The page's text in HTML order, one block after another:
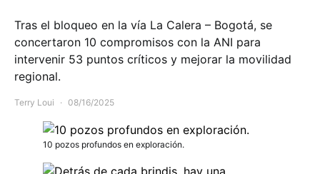
Tras el bloqueo en la vía La Calera – Bogotá, se
concertaron 10 compromisos con la ANI para
intervenir 53 puntos críticos y mejorar la movilidad
regional.
Terry Loui 08/16/2025
10 pozos profundos en exploración.